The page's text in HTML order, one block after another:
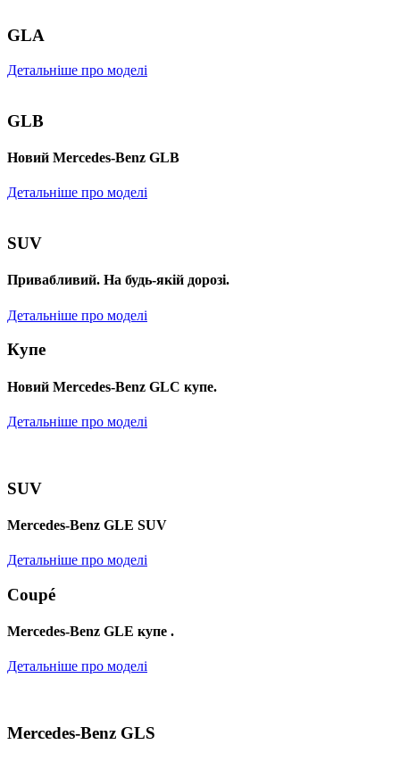
GLA
Детальніше про моделі
GLB
Новий Mercedes-Benz GLB
Детальніше про моделі
SUV
Привабливий. На будь-якій дорозі.
Детальніше про моделі
Купе
Новий Mercedes-Benz GLС купе.
Детальніше про моделі
SUV
Mercedes-Benz GLE SUV
Детальніше про моделі
Coupé
Mercedes-Benz GLE купе .
Детальніше про моделі
Mercedes-Benz GLS